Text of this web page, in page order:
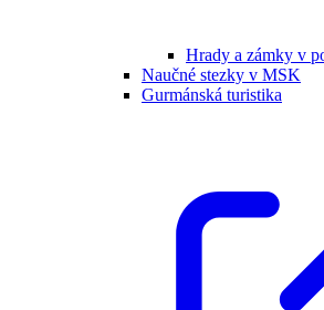
Hrady a zámky v
Naučné stezky v MSK
Gurmánská turistika